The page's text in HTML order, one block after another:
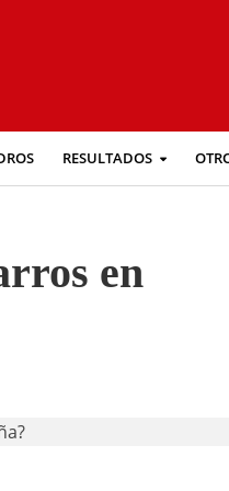
RESULTADOS
en